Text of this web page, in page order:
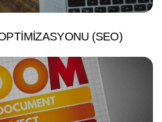
(SEO)